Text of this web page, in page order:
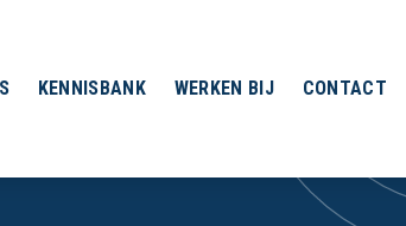
KENNISBANK WERKEN BIJ CONTACT